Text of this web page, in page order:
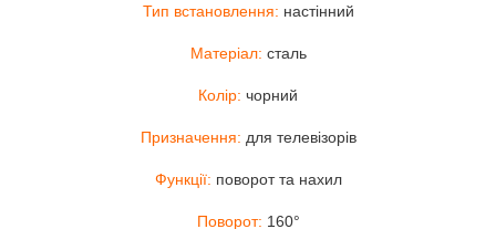
Тип встановлення: настінний
Матеріал: сталь
Колір: чорний
Призначення: для телевізорів
Функції: поворот та нахил
Поворот: 160°